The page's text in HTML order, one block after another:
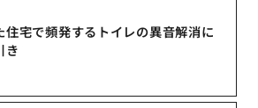
住宅で頻発するトイレの異音解消に
き